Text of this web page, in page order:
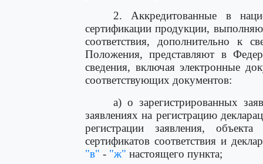
2. Аккредитованные в
сертификации продукции,
соответствия, дополнительно к
Положения, представляют в
сведения, включая электронные
соответствующих документов:
а) о зарегистрированных
заявлениях на регистрацию
регистрации заявления,
сертификатов соответствия и
"в" - "ж" настоящего пункта;